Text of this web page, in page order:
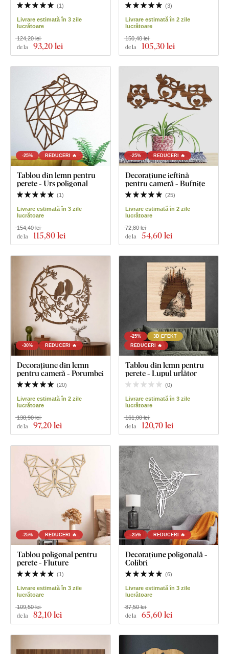
(1)
Livrare estimată în 3 zile
lucrătoare
de la 93,20 lei
124,20 lei
(3)
Livrare estimată în 2 zile
lucrătoare
de la 105,30 lei
150,40 lei
-25% REDUCERI 🔥
Tablou din lemn pentru
perete - Urs poligonal
(1)
Livrare estimată în 3 zile
lucrătoare
de la 115,80 lei
154,40 lei
-25% REDUCERI 🔥
Decorațiune ieftină
pentru cameră - Bufnițe
(25)
Livrare estimată în 2 zile
lucrătoare
de la 54,60 lei
72,80 lei
-30% REDUCERI 🔥
Decorațiune din lemn
pentru cameră - Porumbei
(20)
Livrare estimată în 2 zile
lucrătoare
de la 97,20 lei
138,90 lei
-25%
3D EFEKT
REDUCERI 🔥
Tablou din lemn pentru
perete - Lupul urlător
(0)
Livrare estimată în 3 zile
lucrătoare
de la 120,70 lei
161,00 lei
-25% REDUCERI 🔥
Tablou poligonal pentru
perete - Fluture
(1)
Livrare estimată în 3 zile
lucrătoare
de la 82,10 lei
109,50 lei
-25% REDUCERI 🔥
Decorațiune poligonală -
Colibri
(6)
Livrare estimată în 3 zile
lucrătoare
de la 65,60 lei
87,50 lei